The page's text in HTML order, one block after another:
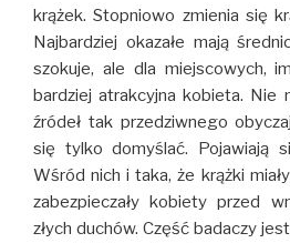
krążek. Stopniowo zmienia się
Najbardziej okazałe mają
szokuje, ale dla miejscowych,
bardziej atrakcyjna kobieta. Nie
źródeł tak przedziwnego
się tylko domyślać. Pojawiają
Wśród nich i taka, że krążki
zabezpieczały kobiety przed
złych duchów. Część badaczy